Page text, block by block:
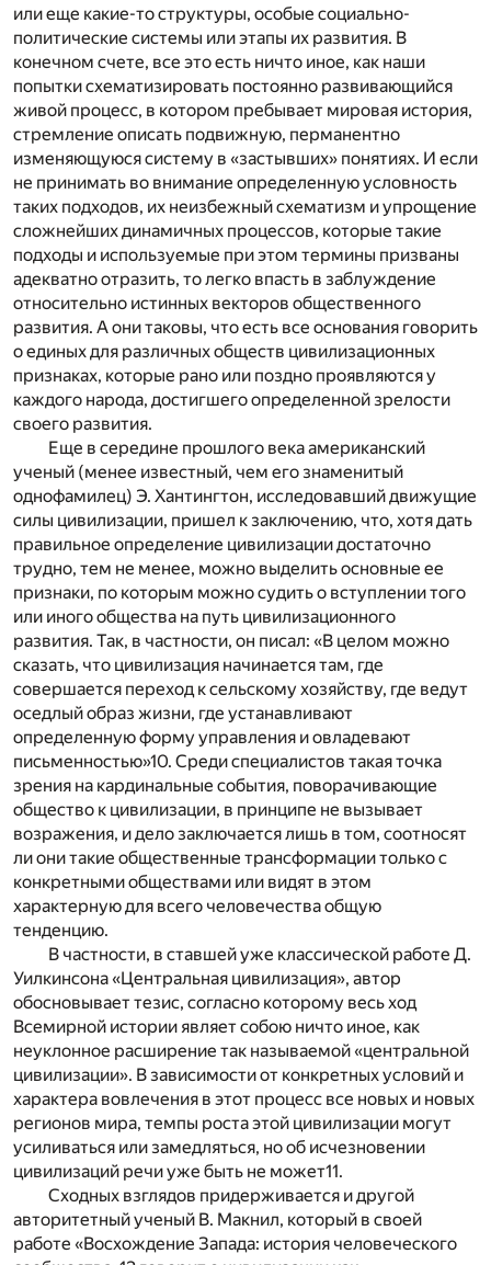
или еще какие-то структуры, особые социально-
политические системы или этапы их развития. В
конечном счете, все это есть ничто иное, как наши
попытки схематизировать постоянно развивающийся
живой процесс, в котором пребывает мировая история,
стремление описать подвижную, перманентно
изменяющуюся систему в «застывших» понятиях. И если
не принимать во внимание определенную условность
таких подходов, их неизбежный схематизм и упрощение
сложнейших динамичных процессов, которые такие
подходы и используемые при этом термины призваны
адекватно отразить, то легко впасть в заблуждение
относительно истинных векторов общественного
развития. А они таковы, что есть все основания говорить
о единых для различных обществ цивилизационных
признаках, которые рано или поздно проявляются у
каждого народа, достигшего определенной зрелости
своего развития.
Еще в середине прошлого века американский
ученый (менее известный, чем его знаменитый
однофамилец) Э. Хантингтон, исследовавший движущие
силы цивилизации, пришел к заключению, что, хотя дать
правильное определение цивилизации достаточно
трудно, тем не менее, можно выделить основные ее
признаки, по которым можно судить о вступлении того
или иного общества на путь цивилизационного
развития. Так, в частности, он писал: «В целом можно
сказать, что цивилизация начинается там, где
совершается переход к сельскому хозяйству, где ведут
оседлый образ жизни, где устанавливают
определенную форму управления и овладевают
письменностью»10. Среди специалистов такая точка
зрения на кардинальные события, поворачивающие
общество к цивилизации, в принципе не вызывает
возражения, и дело заключается лишь в том, соотносят
ли они такие общественные трансформации только с
конкретными обществами или видят в этом
характерную для всего человечества общую
тенденцию.
В частности, в ставшей уже классической работе Д.
Уилкинсона «Центральная цивилизация», автор
обосновывает тезис, согласно которому весь ход
Всемирной истории являет собою ничто иное, как
неуклонное расширение так называемой «центральной
цивилизации». В зависимости от конкретных условий и
характера вовлечения в этот процесс все новых и новых
регионов мира, темпы роста этой цивилизации могут
усиливаться или замедляться, но об исчезновении
цивилизаций речи уже быть не может11.
Сходных взглядов придерживается и другой
авторитетный ученый В. Макнил, который в своей
работе «Восхождение Запада: история человеческого